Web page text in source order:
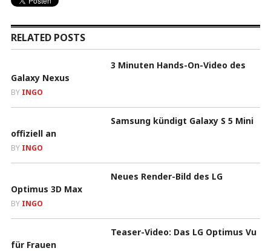
RELATED POSTS
3 Minuten Hands-On-Video des
Galaxy Nexus
BY INGO
Samsung kündigt Galaxy S 5 Mini
offiziell an
BY INGO
Neues Render-Bild des LG
Optimus 3D Max
BY INGO
Teaser-Video: Das LG Optimus Vu
für Frauen